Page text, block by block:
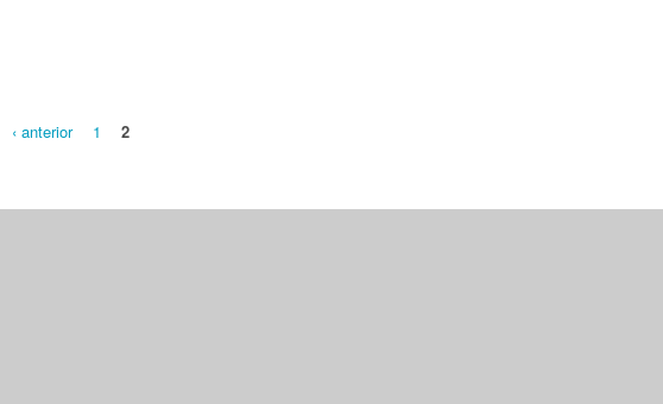
‹ anterior 1 2